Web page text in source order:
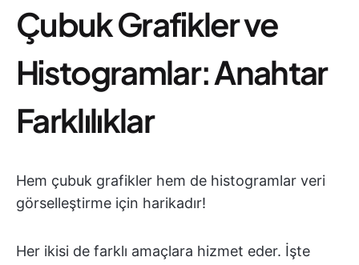
Çubuk Grafikler ve
Histogramlar: Anahtar
Farklılıklar
Hem çubuk grafikler hem de histogramlar veri
görselleştirme için harikadır!
Her ikisi de farklı amaçlara hizmet eder. İşte